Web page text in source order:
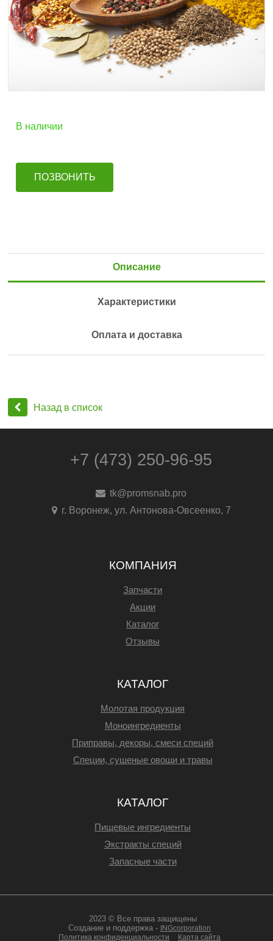
В наличии
ПОЗВОНИТЬ
Описание
Характеристики
Оплата и доставка
Назад в список
+7 (473) 250-96-95
tk@promsnab.pro
г. Воронеж, ул. Антонова-Овсеенко, 7
КОМПАНИЯ
Запчасти
Акции
Каталог
Отзывы
КАТАЛОГ
Молотая продукция
Моноингредиенты
Приправы, декоры, смеси специй
Специи, сушеные овощи и травы
КАТАЛОГ
Пищевые ингредиенты
Экстракты специй
Запасные части
2023 © Все права защищены
Создание и поддержка -
INGcorporation
Политика конфиденциальности
Карта сайта